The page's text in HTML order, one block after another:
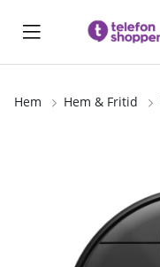
Hem Hem & Fritid